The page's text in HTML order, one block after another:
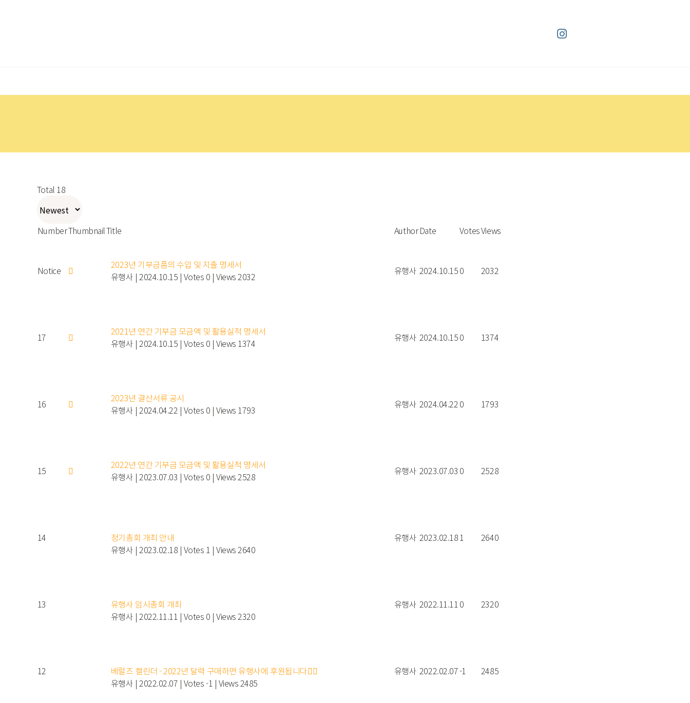
Total 18
NumberThumbnailTitle Author Date VotesViews
Notice
2023년 기부금품의 수입 및 지출 명세서
유행사 | 2024.10.15 | Votes 0 | Views 2032 유행사 2024.10.150 2032
17
2021년 연간 기부금 모금액 및 활용실적 명세서
유행사 | 2024.10.15 | Votes 0 | Views 1374 유행사 2024.10.150 1374
16
2023년 결산서류 공시
유행사 | 2024.04.22 | Votes 0 | Views 1793 유행사 2024.04.220 1793
15
2022년 연간 기부금 모금액 및 활용실적 명세서
유행사 | 2023.07.03 | Votes 0 | Views 2528 유행사 2023.07.03 0 2528
14
정기총회 개최 안내
유행사 | 2023.02.18 | Votes 1 | Views 2640
유행사 2023.02.181 2640
13
유행사 임시총회 개최
유행사 | 2022.11.11 | Votes 0 | Views 2320
유행사 2022.11.110 2320
12
베럴즈 캘린더 - 2022년 달력 구매하면 유행사에 후원됩니다👍🏻
유행사 | 2022.02.07 | Votes -1 | Views 2485
유행사 2022.02.07-1 2485